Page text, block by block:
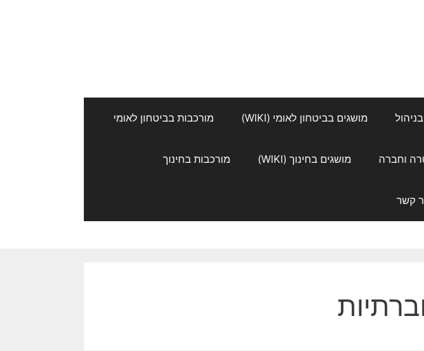
מושגים בביטחון לאומי (WIKI) מורכבות בביטחון לאומי
וחברה מושגים בחינוך (WIKI) מורכבות בחינוך
קשר